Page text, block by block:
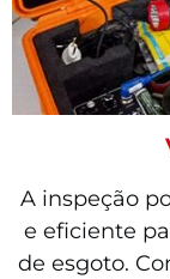
A inspeção
e eficiente
de esgoto.